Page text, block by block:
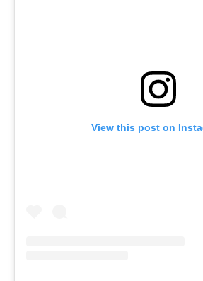
View this post on